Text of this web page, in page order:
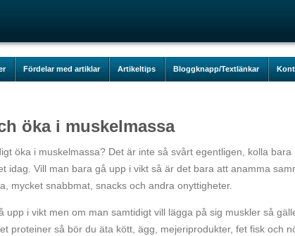
Fördelar med artiklar Artikeltips Bloggknapp/Textlänkar
öka i muskelmassa
öka i muskelmassa? Det är inte så svårt egentligen, kolla bara
idag. Vill man bara gå upp i vikt så är det bara att anamma
mycket snabbmat, snacks och andra onyttigheter.
upp i vikt men om man samtidigt vill lägga på sig muskler så
proteiner så bör du äta kött, ägg, mejeriprodukter, fet fisk och